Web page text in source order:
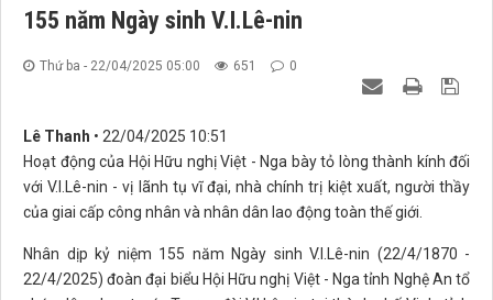
155 năm Ngày sinh V.I.Lê-nin
Thứ ba - 22/04/2025 05:00 651 0
Lê Thanh • 22/04/2025 10:51
Hoạt động của Hội Hữu nghị Việt - Nga bày tỏ lòng thành kính đối
với V.I.Lê-nin - vị lãnh tụ vĩ đại, nhà chính trị kiệt xuất, người thầy
của giai cấp công nhân và nhân dân lao động toàn thế giới.
Nhân dịp kỷ niệm 155 năm Ngày sinh V.I.Lê-nin (22/4/1870 -
22/4/2025) đoàn đại biểu Hội Hữu nghị Việt - Nga tỉnh Nghệ An tổ